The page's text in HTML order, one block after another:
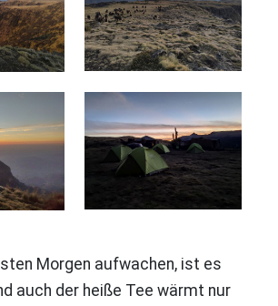
Morgen aufwachen, ist es
auch der heiße Tee wärmt nur